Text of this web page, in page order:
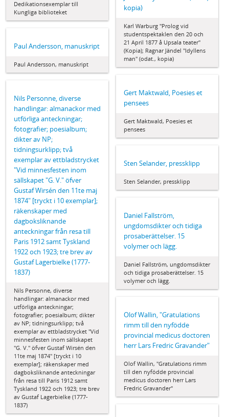
Dedikationsexemplar till
Kungliga biblioteket
kopia)
Karl Warburg "Prolog vid
studentspektaklen den 20 och
21 April 1877 å Upsala teater"
(Kopia); Ragnar Jändel "Idyllens
man" (odat., kopia)
Paul Andersson, manuskript
Paul Andersson, manuskript
Gert Maktwald, Poesies et
pensees
Gert Maktwald, Poesies et
pensees
Nils Personne, diverse
handlingar: almanackor med
utförliga anteckningar;
fotografier; poesialbum;
dikter av NP;
tidningsurklipp; två
exemplar av ettbladstrycket
"Vid minnesfesten inom
sällskapet "G. V." öfver
Gustaf Wirsén den 11te maj
1874" [tryckt i 10 exemplar];
räkenskaper med
dagboksliknande
anteckningar från resa till
Paris 1912 samt Tyskland
1922 och 1923; tre brev av
Gustaf Lagerbielke (1777-
1837)
Nils Personne, diverse
handlingar: almanackor med
utförliga anteckningar;
fotografier; poesialbum; dikter
av NP; tidningsurklipp; två
exemplar av ettbladstrycket "Vid
minnesfesten inom sällskapet
"G. V." öfver Gustaf Wirsén den
11te maj 1874" [tryckt i 10
exemplar]; räkenskaper med
dagboksliknande anteckningar
från resa till Paris 1912 samt
Tyskland 1922 och 1923; tre brev
av Gustaf Lagerbielke (1777-
1837)
Sten Selander, pressklipp
Sten Selander, pressklipp
Daniel Fallström,
ungdomsdikter och tidiga
prosaberättelser. 15
volymer och lägg.
Daniel Fallström, ungdomsdikter
och tidiga prosaberättelser. 15
volymer och lägg.
Olof Wallin, "Gratulations
rimm till den nyfödde
provincial medicus doctoren
herr Lars Fredric Gravander"
Olof Wallin, "Gratulations rimm
till den nyfödde provincial
medicus doctoren herr Lars
Fredric Gravander"